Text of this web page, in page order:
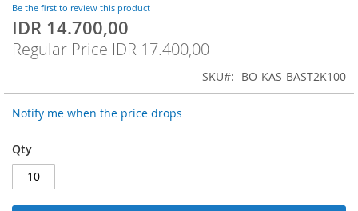
Be the first to review this product
Special
Price
IDR 14.700,00
Regular Price IDR 17.400,00
SKU BO-KAS-BAST2K100
Notify me when the price drops
Qty
of
the
images
gallery